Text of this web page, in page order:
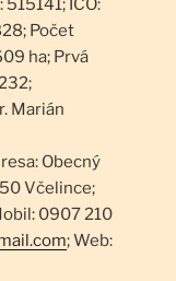
Počet
ha; Prvá
Marián
Obecný
Včelince;
0907 210
; Web: